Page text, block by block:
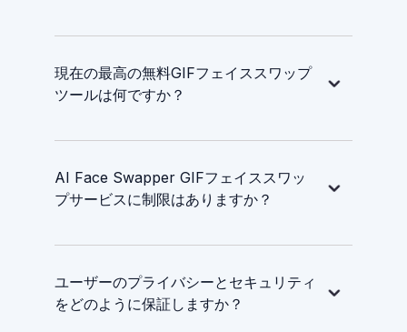
現在の最高の無料GIFフェイススワップ
ツールは何ですか？
AI Face Swapper GIFフェイススワッ
プサービスに制限はありますか？
ユーザーのプライバシーとセキュリティ
をどのように保証しますか？